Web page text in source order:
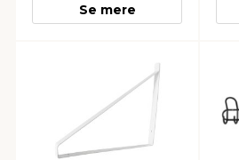
Se mere